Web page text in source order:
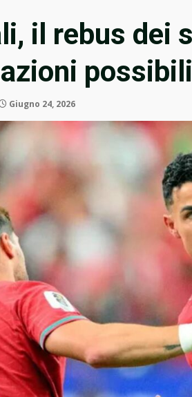
il rebus dei
possibili
Giugno 24, 2026